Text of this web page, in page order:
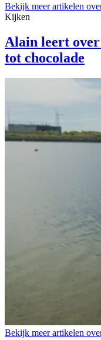
Bekijk meer artikelen
Kijken
Alain leert over
tot chocolade
Bekijk meer artikelen